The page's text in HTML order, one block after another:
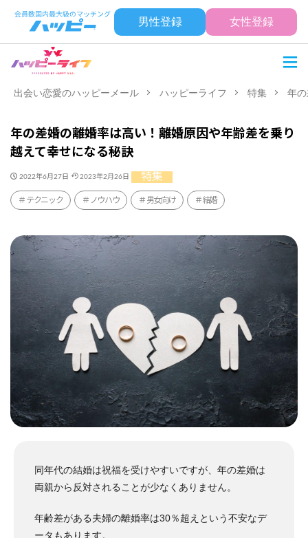
男性登録 女性登録
出会い恋愛のハッピーメール ハッピーライフ 特集 年
年の差婚の離婚率は高い！離婚原因や年齢差を乗り
越えて幸せになる秘訣
2022年6月27日 2023年2月26日 特集
テクニック ノウハウ 男女向け 結婚
同年代の結婚は祝福を受けやすいですが、年の差婚は
両親から反対されることが少なくありません。
年齢差がある夫婦の離婚率は30％超えという不安なデ
ータもあります。